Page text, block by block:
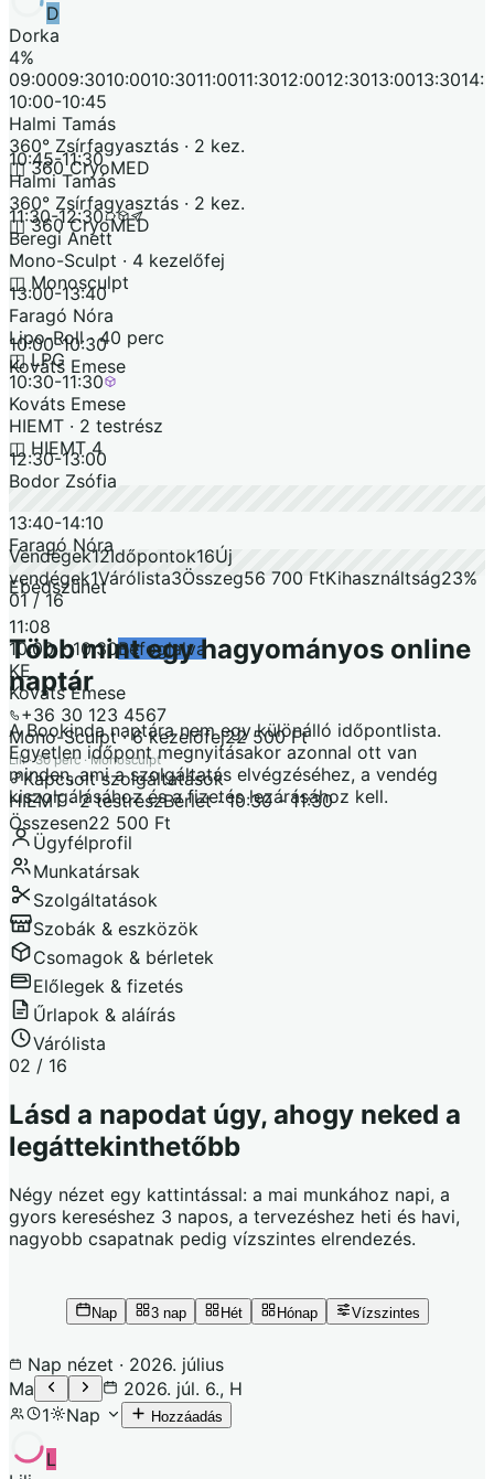
D
Dorka
4%
09:0009:3010:0010:3011:0011:3012:0012:3013:0013:30
10:00-10:45
Halmi Tamás
360° Zsírfagyasztás · 2 kez.
◫360 CryoMED
10:45-11:30
Halmi Tamás
360° Zsírfagyasztás · 2 kez.
◫360 CryoMED
11:30-12:30
Beregi Anett
Mono-Sculpt · 4 kezelőfej
◫ Monosculpt
13:00-13:40
Faragó Nóra
Lipo-Roll · 40 perc
◫LPG
10:00-10:30
Kováts Emese
10:30-11:30
Kováts Emese
HIEMT · 2 testrész
◫ HIEMT 4
12:30-13:00
Bodor Zsófia
13:40-14:10
Faragó Nóra
Ebédszünet
11:08
10:00-10:30Befoglalva
KE
Kováts Emese
+36 30 123 4567
Mono-Sculpt · 6 kezelőfej22 500 Ft
Lili·30 perc·Monosculpt
Kapcsolt szolgáltatások
HIEMT · 2 testrészBérlet·10:30 - 11:30
Összesen22 500 Ft
Vendégek12Időpontok16Új
vendégek1Várólista3Összeg56 700 FtKihasználtság23%
01 / 16
Több mint egy hagyományos online
naptár
A Bookinda naptára nem egy különálló időpontlista.
Egyetlen időpont megnyitásakor azonnal ott van
minden, ami a szolgáltatás elvégzéséhez, a vendég
kiszolgálásához és a fizetés lezárásához kell.
Ügyfélprofil
Munkatársak
Szolgáltatások
Szobák & eszközök
Csomagok & bérletek
Előlegek & fizetés
Űrlapok & aláírás
Várólista
02 / 16
Lásd a napodat úgy, ahogy neked a
legáttekinthetőbb
Négy nézet egy kattintással: a mai munkához napi, a
gyors kereséshez 3 napos, a tervezéshez heti és havi,
nagyobb csapatnak pedig vízszintes elrendezés.
Nap 3 nap Hét Hónap Vízszintes
Nap nézet · 2026. július
Ma
2026. júl. 6., H
1
Nap Hozzáadás
L